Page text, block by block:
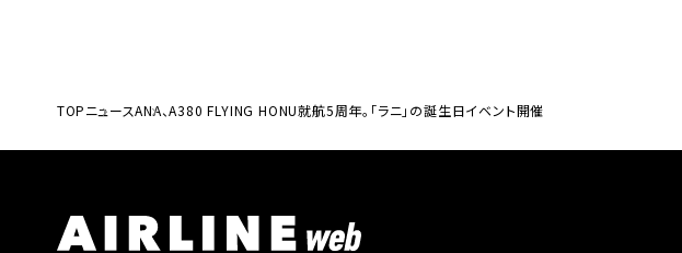
TOPニュースANA、A380 FLYING HONU就航5周年。「ラニ」の誕生日イベント開催